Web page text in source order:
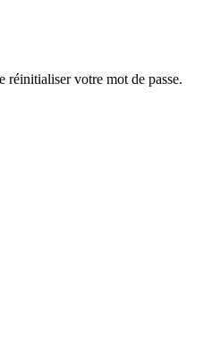
réinitialiser votre mot de passe.